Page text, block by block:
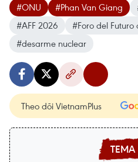
#ONU #Phan Van Giang
#AFF 2026
#Foro del Futuro
#desarme nuclear
Theo dõi VietnamPlus